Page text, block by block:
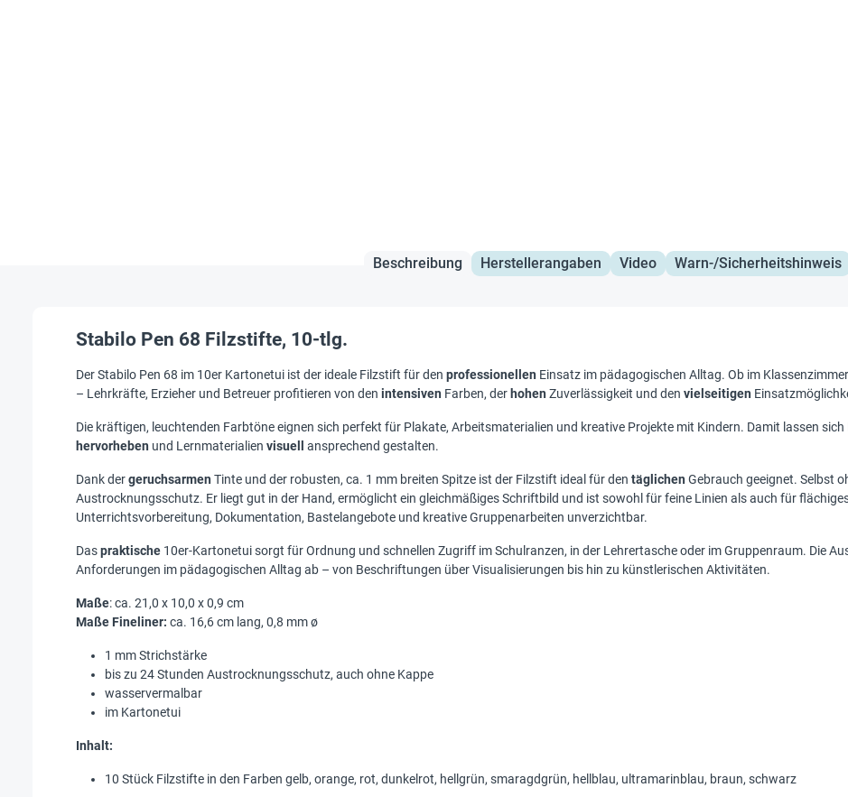
Beschreibung Herstellerangaben Video Warn-/Sicherheitshinweis
Stabilo Pen 68 Filzstifte, 10-tlg.
Der Stabilo Pen 68 im 10er Kartonetui ist der ideale Filzstift für den professionellen Einsatz im pädagogischen Alltag. Ob im
– Lehrkräfte, Erzieher und Betreuer profitieren von den intensiven Farben, der hohen Zuverlässigkeit und den vielseitigen
Die kräftigen, leuchtenden Farbtöne eignen sich perfekt für Plakate, Arbeitsmaterialien und kreative Projekte mit Kindern. Damit lassen
hervorheben und Lernmaterialien visuell ansprechend gestalten.
Dank dergeruchsarmen Tinte und der robusten, ca. 1 mm breiten Spitze ist der Filzstift ideal für den täglichen Gebrauch geeignet. Selbst
Austrocknungsschutz. Er liegt gut in der Hand, ermöglicht ein gleichmäßiges Schriftbild und ist sowohl für feine Linien als auch für
Unterrichtsvorbereitung, Dokumentation, Bastelangebote und kreative Gruppenarbeiten unverzichtbar.
Daspraktische 10er-Kartonetui sorgt für Ordnung und schnellen Zugriff im Schulranzen, in der Lehrertasche oder im Gruppenraum. Die
Anforderungen im pädagogischen Alltag ab – von Beschriftungen über Visualisierungen bis hin zu künstlerischen Aktivitäten.
Maße: ca. 21,0 x 10,0 x 0,9 cm
Maße Fineliner: ca. 16,6 cm lang, 0,8 mm ø
1 mm Strichstärke
bis zu 24 Stunden Austrocknungsschutz, auch ohne Kappe
wasservermalbar
im Kartonetui
Inhalt:
10 Stück Filzstifte in den Farben gelb, orange, rot, dunkelrot, hellgrün, smaragdgrün, hellblau, ultramarinblau, braun, schwarz